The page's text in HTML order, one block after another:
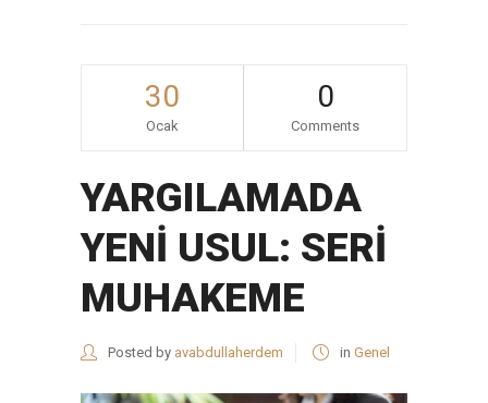
30
Ocak
0
Comments
YARGILAMADA
YENİ USUL: SERİ
MUHAKEME
Posted by avabdullaherdem in Genel